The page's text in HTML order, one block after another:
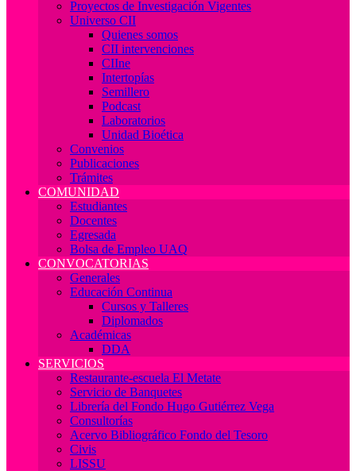
Proyectos de Investigación Vigentes
Universo CII
Quienes somos
CII intervenciones
CIIne
Intertopías
Semillero
Podcast
Laboratorios
Unidad Bioética
Convenios
Publicaciones
Trámites
COMUNIDAD
Estudiantes
Docentes
Egresada
Bolsa de Empleo UAQ
CONVOCATORIAS
Generales
Educación Continua
Cursos y Talleres
Diplomados
Académicas
DDA
SERVICIOS
Restaurante-escuela El Metate
Servicio de Banquetes
Librería del Fondo Hugo Gutiérrez Vega
Consultorías
Acervo Bibliográfico Fondo del Tesoro
Civis
LISSU